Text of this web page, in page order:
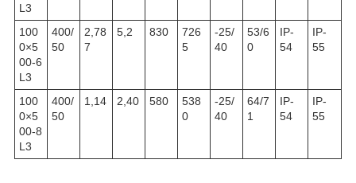
L3
100
0×5
00-6
L3
400/
50
2,78
7
5,2 830
726
5
-25/
40
53/6
0
IP-
54
IP-
55
100
0×5
00-8
L3
400/
50
1,14 2,40 580
538
0
-25/
40
64/7
1
IP-
54
IP-
55